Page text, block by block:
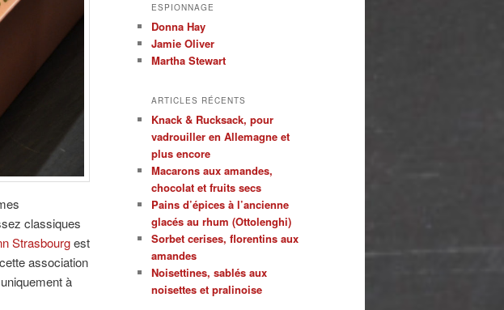
classiques
Strasbourgest
association
à
ESPIONNAGE
Donna Hay
Jamie Oliver
Martha Stewart
ARTICLES RÉCENTS
Knack & Rucksack, pour
vadrouiller en Allemagne et
plus encore
Macarons aux amandes,
chocolat et fruits secs
Pains d’épices à l’ancienne
glacés au rhum (Ottolenghi)
Sorbet cerises, florentins aux
amandes
Noisettines, sablés aux
noisettes et pralinoise